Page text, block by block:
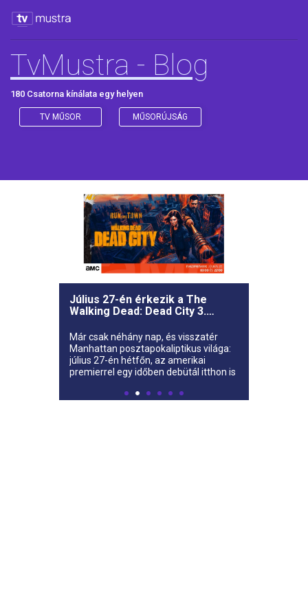
TvMustra - Blog
180 Csatorna kínálata egy helyen
TV MŰSOR MŰSORÚJSÁG
Július 27-én érkezik a The
Walking Dead: Dead City 3.
Már csak néhány nap, és visszatér
Manhattan posztapokaliptikus világa:
július 27-én hétfőn, az amerikai
premierrel egy időben debütál itthon is
City harmadik évada.